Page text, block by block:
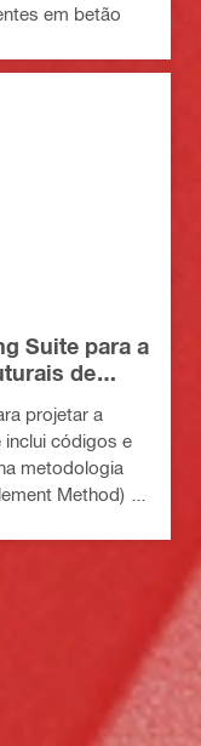
em betão
Suite para a
de
projetar a
inclui códigos e
metodologia
Method) e